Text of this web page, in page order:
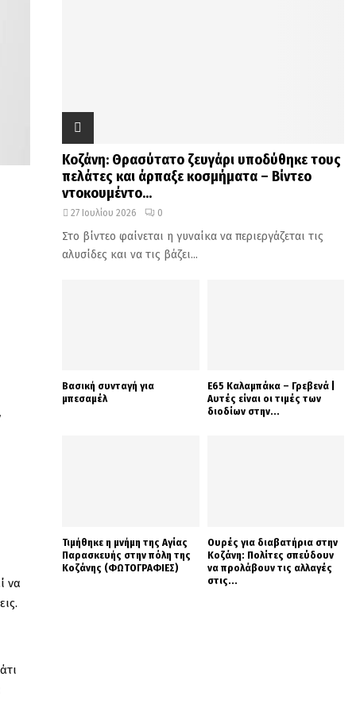
να
Κοζάνη: Θρασύτατο ζευγάρι υποδύθηκε τους
πελάτες και άρπαξε κοσμήματα – Βίντεο
ντοκουμέντο...
27 Ιουλίου 2026 0
Στο βίντεο φαίνεται η γυναίκα να περιεργάζεται τις
αλυσίδες και να τις βάζει...
Βασική συνταγή για
μπεσαμέλ
Ε65 Καλαμπάκα – Γρεβενά |
Αυτές είναι οι τιμές των
διοδίων στην...
Τιμήθηκε η μνήμη της Αγίας
Παρασκευής στην πόλη της
Κοζάνης (ΦΩΤΟΓΡΑΦΙΕΣ)
Ουρές για διαβατήρια στην
Κοζάνη: Πολίτες σπεύδουν
να προλάβουν τις αλλαγές
στις...